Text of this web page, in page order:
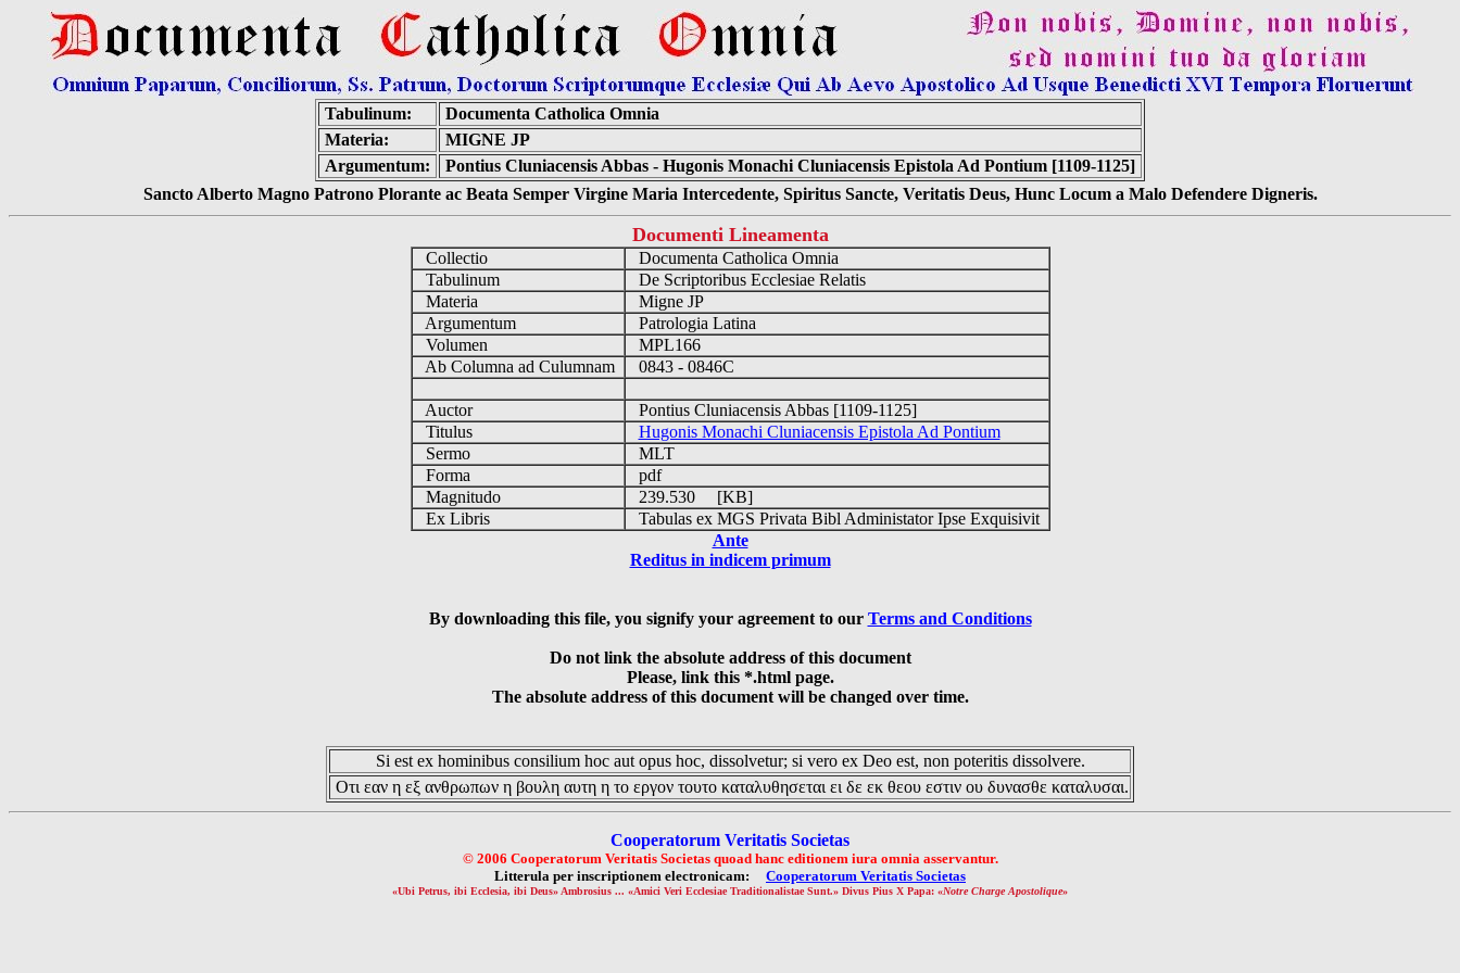
Tabulinum:
Documenta Catholica Omnia
Materia:
MIGNE JP
Argumentum:
Pontius Cluniacensis Abbas - Hugonis Monachi Cluniacensis Epistola Ad Pontium [1109-1125]
Sancto Alberto Magno Patrono Plorante ac Beata Semper Virgine Maria Intercedente, Spiritus Sancte, Veritatis Deus, Hunc Locum a Malo Defendere Digneris.
Documenti Lineamenta
Collectio
Documenta Catholica Omnia
Tabulinum
De Scriptoribus Ecclesiae Relatis
Materia
Migne JP
Argumentum
Patrologia Latina
Volumen
MPL166
Ab Columna ad Culumnam
0843 - 0846C
Auctor
Pontius Cluniacensis Abbas [1109-1125]
Titulus
Hugonis Monachi Cluniacensis Epistola Ad Pontium
Sermo
MLT
Forma
pdf
Magnitudo
239.530 [KB]
Ex Libris
Tabulas ex MGS Privata Bibl Administator Ipse Exquisivit
Ante
Reditus in indicem primum
By downloading this file, you signify your agreement to our Terms and Conditions
Do not link the absolute address of this document
Please, link this *.html page.
The absolute address of this document will be changed over time.
Si est ex hominibus consilium hoc aut opus hoc, dissolvetur; si vero ex Deo est, non poteritis dissolvere.
Οτι εαν η εξ ανθρωπων η βουλη αυτη η το εργον τουτο καταλυθησεται ει δε εκ θεου εστιν ου δυνασθε καταλυσαι.
Cooperatorum Veritatis Societas
© 2006 Cooperatorum Veritatis Societas quoad hanc editionem iura omnia asservantur.
Litterula per inscriptionem electronicam: Cooperatorum Veritatis Societas
«Ubi Petrus, ibi Ecclesia, ibi Deus» Ambrosius ... «Amici Veri Ecclesiae Traditionalistae Sunt.» Divus Pius X Papa: «Notre Charge Apostolique»